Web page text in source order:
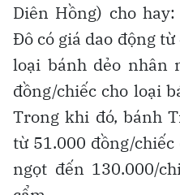
Diên Hồng) cho
Đô có giá dao động
loại bánh dẻo nhân
đồng/chiếc cho loại
Trong khi đó, bánh
từ 51.000 đồng/
ngọt đến 130.000/